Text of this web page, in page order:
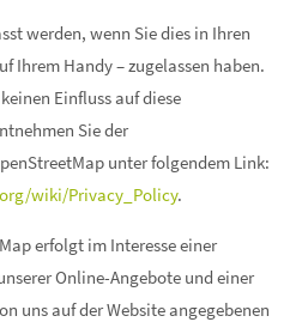
werden, wenn Sie dies in Ihren
Ihrem Handy – zugelassen haben.
Einfluss auf diese
Sie der
unter folgendem Link:
wiki/Privacy_Policy.
erfolgt im Interesse einer
Online-Angebote und einer
uns auf der Website angegebenen